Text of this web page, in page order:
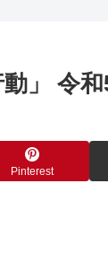
」 令
Pinterest